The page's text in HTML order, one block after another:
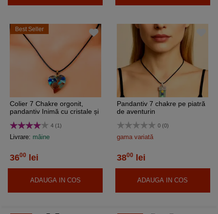
Best Seller
Colier 7 Chakre orgonit,
pandantiv Inimă cu cristale și
4 (1)
Livrare: mâine
3600 lei
ADAUGA IN COS
Pandantiv 7 chakre pe piatră
de aventurin
0 (0)
gama variată
3800 lei
ADAUGA IN COS